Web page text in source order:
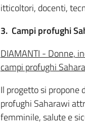
itticoltori, docenti,
3. Campi profughi
DIAMANTI - Donne,
campi profughi
Il progetto si propone
profughi Saharawi
femminile, salute e